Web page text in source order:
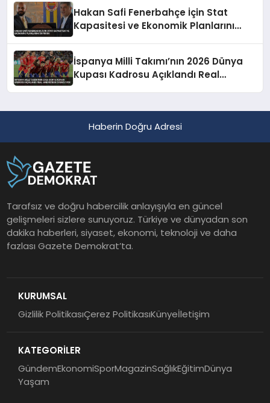
Hakan Safi Fenerbahçe İçin Stat
Kapasitesi ve Ekonomik Planlarını
İspanya Milli Takımı’nın 2026 Dünya
Kupası Kadrosu Açıklandı Real
Haberin Doğru Adresi
Tarafsız ve doğru habercilik anlayışıyla en güncel
gelişmeleri sizlere sunuyoruz. Türkiye ve dünyadan son
dakika haberleri, siyaset, ekonomi, teknoloji ve daha
fazlası Gazete Demokrat’ta.
KURUMSAL
Gizlilik PolitikasıÇerez PolitikasıKünyeİletişim
KATEGORİLER
GündemEkonomiSporMagazinSağlıkEğitimDünya
Yaşam